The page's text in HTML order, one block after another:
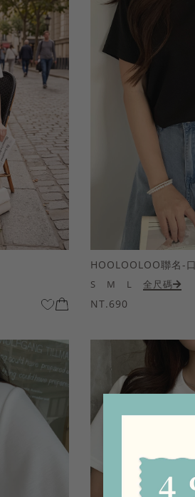
S M L 全尺碼
NT.690